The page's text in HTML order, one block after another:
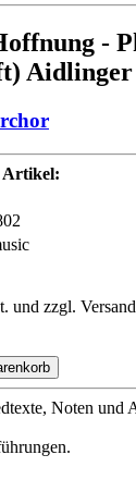
-
Artikel:
und zzgl.
Noten und